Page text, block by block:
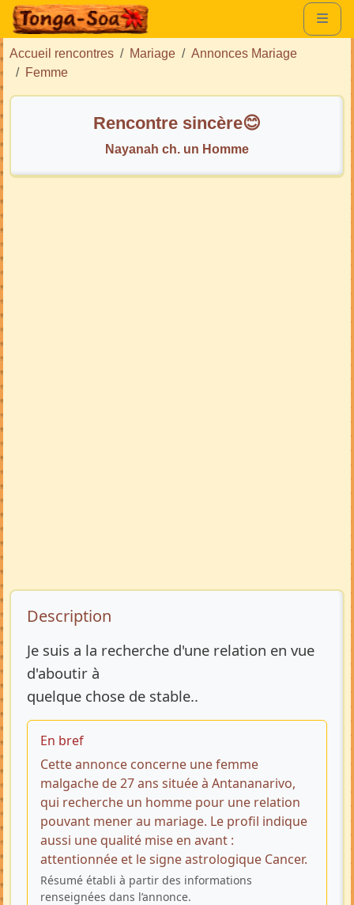
Accueil rencontres Mariage
Annonces Mariage
Femme
Rencontre sincère😊
Nayanah ch. un Homme
Description de l’annonce
Description
Je suis a la recherche d'une relation en vue
d'aboutir à
quelque chose de stable..
En bref
Cette annonce concerne une femme
malgache de 27 ans située à Antananarivo,
qui recherche un homme pour une relation
pouvant mener au mariage. Le profil indique
aussi une qualité mise en avant :
attentionnée et le signe astrologique Cancer.
Résumé établi à partir des informations
renseignées dans l’annonce.